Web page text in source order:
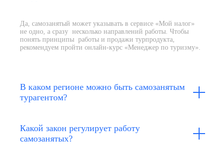
Да, самозанятый может указывать в сервисе «Мой налог»
не одно, а сразу несколько направлений работы. Чтобы
понять принципы работы и продажи турпродукта,
рекомендуем пройти онлайн-курс «Менеджер по туризму».
В каком регионе можно быть самозанятым
турагентом?
Какой закон регулирует работу
самозанятых?